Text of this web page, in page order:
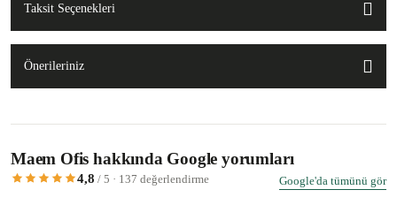
Taksit Seçenekleri
Önerileriniz
Maem Ofis hakkında Google yorumları
4,8 / 5 · 137 değerlendirme Google'da tümünü gör